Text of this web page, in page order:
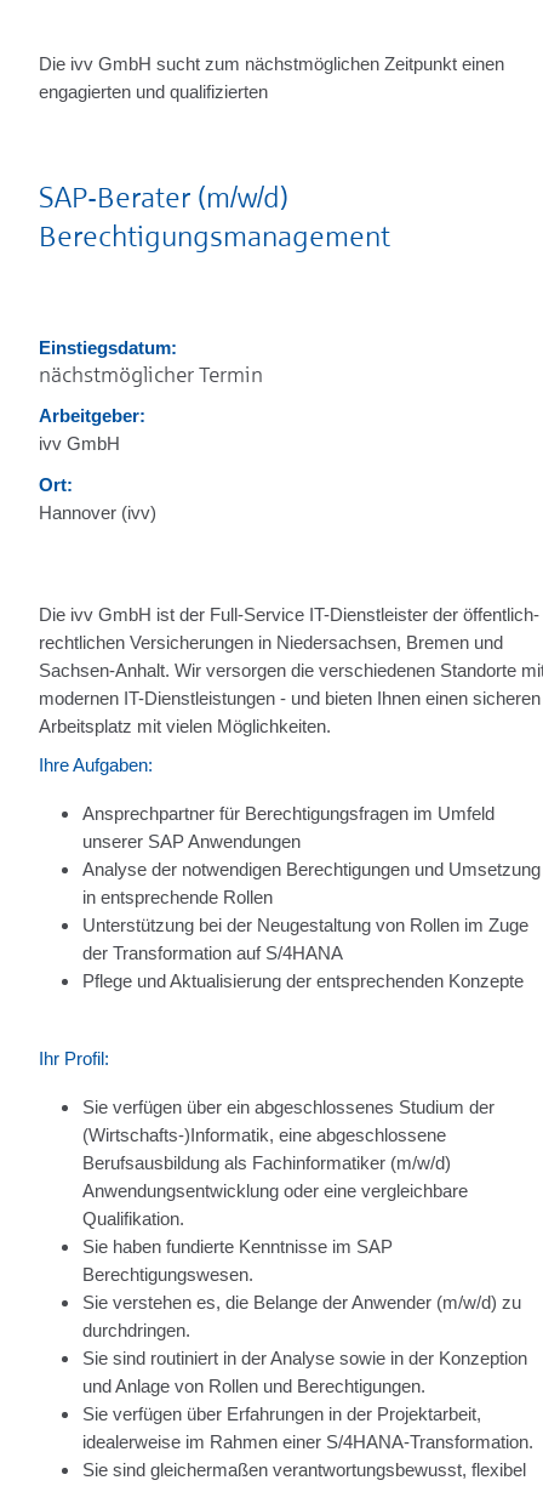
Die ivv GmbH sucht zum nächstmöglichen Zeitpunkt einen
engagierten und qualifizierten
SAP-Berater (m/w/d)
Berechtigungsmanagement
Einstiegsdatum:
nächstmöglicher Termin
Arbeitgeber:
ivv GmbH
Ort:
Hannover (ivv)
Die ivv GmbH ist der Full-Service IT-Dienstleister der öffentlich-
rechtlichen Versicherungen in Niedersachsen, Bremen und
Sachsen-Anhalt. Wir versorgen die verschiedenen Standorte
modernen IT-Dienstleistungen - und bieten Ihnen einen sicheren
Arbeitsplatz mit vielen Möglichkeiten.
Ihre Aufgaben:
Ansprechpartner für Berechtigungsfragen im Umfeld
unserer SAP Anwendungen
Analyse der notwendigen Berechtigungen und Umsetzung
in entsprechende Rollen
Unterstützung bei der Neugestaltung von Rollen im Zuge
der Transformation auf S/4HANA
Pflege und Aktualisierung der entsprechenden Konzepte
Ihr Profil:
Sie verfügen über ein abgeschlossenes Studium der
(Wirtschafts-)Informatik, eine abgeschlossene
Berufsausbildung als Fachinformatiker (m/w/d)
Anwendungs­entwicklung oder eine vergleichbare
Qualifikation.
Sie haben fundierte Kenntnisse im SAP
Berechtigungswesen.
Sie verstehen es, die Belange der Anwender (m/w/d) zu
durchdringen.
Sie sind routiniert in der Analyse sowie in der Konzeption
und Anlage von Rollen und Berechtigungen.
Sie verfügen über Erfahrungen in der Projektarbeit,
idealerweise im Rahmen einer S/4HANA-Transformation.
Sie sind gleichermaßen verantwortungsbewusst, flexibel